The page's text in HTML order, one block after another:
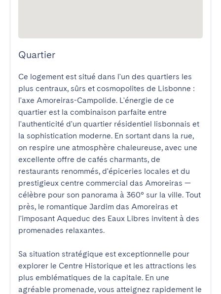
Quartier
Ce logement est situé dans l'un des quartiers les
plus centraux, sûrs et cosmopolites de Lisbonne :
l'axe Amoreiras-Campolide. L'énergie de ce
quartier est la combinaison parfaite entre
l'authenticité d'un quartier résidentiel lisbonnais et
la sophistication moderne. En sortant dans la rue,
on respire une atmosphère chaleureuse, avec une
excellente offre de cafés charmants, de
restaurants renommés, d'épiceries locales et du
prestigieux centre commercial das Amoreiras —
célèbre pour son panorama à 360° sur la ville. Tout
près, le romantique Jardim das Amoreiras et
l'imposant Aqueduc des Eaux Libres invitent à des
promenades relaxantes.
Sa situation stratégique est exceptionnelle pour
explorer le Centre Historique et les attractions les
plus emblématiques de la capitale. En une
agréable promenade, vous atteignez rapidement le